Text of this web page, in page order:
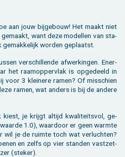
aan jouw bij­ge­bouw! Het maakt niet
want deze mo­del­len van sta­
ge­mak­ke­lijk wor­den ge­plaatst.
ver­schil­len­de af­wer­kin­gen. Ener­
het raamop­per­vlak is op­ge­deeld in
voor 3 klei­ne­re ramen? Of mis­schien
ramen, wat an­ders is bij de an­de­re
kiest, je krijgt al­tijd kwa­li­teits­vol, ge­
1.0), waar­door er geen warm­te
wil je de ruim­te toch wat ver­luch­ten?
en zelfs op vier stan­den vast­zet­
(ste­ker).